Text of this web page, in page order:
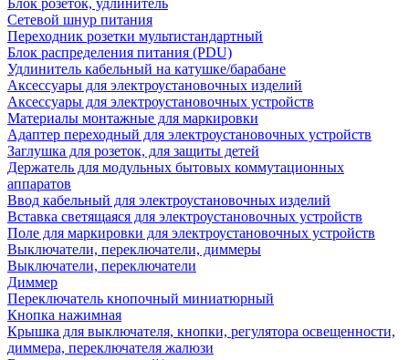
Блок розеток, удлинитель
Сетевой шнур питания
Переходник розетки мультистандартный
Блок распределения питания (PDU)
Удлинитель кабельный на катушке/барабане
Аксессуары для электроустановочных изделий
Аксессуары для электроустановочных устройств
Материалы монтажные для маркировки
Адаптер переходный для электроустановочных устройств
Заглушка для розеток, для защиты детей
Держатель для модульных бытовых коммутационных
аппаратов
Ввод кабельный для электроустановочных изделий
Вставка светящаяся для электроустановочных устройств
Поле для маркировки для электроустановочных устройств
Выключатели, переключатели, диммеры
Выключатели, переключатели
Диммер
Переключатель кнопочный миниатюрный
Кнопка нажимная
Крышка для выключателя, кнопки, регулятора освещенности,
диммера, переключателя жалюзи